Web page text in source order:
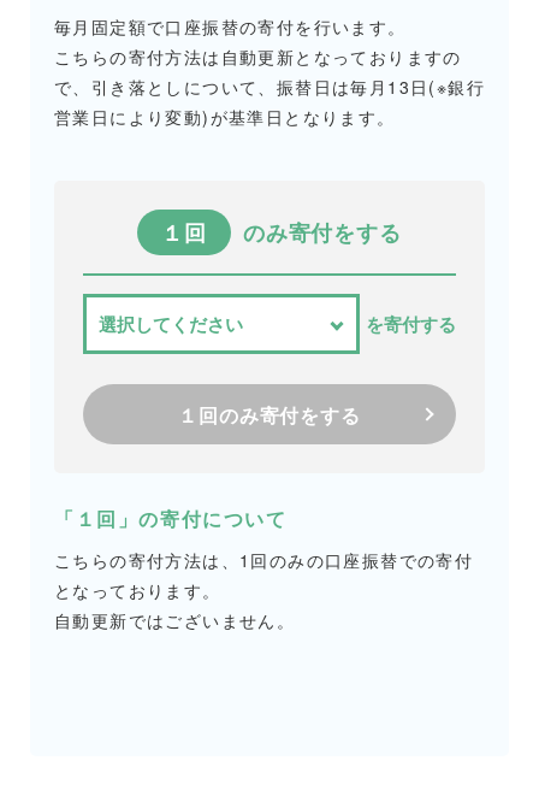
毎月固定額で口座振替の寄付を行います。
こちらの寄付方法は自動更新となっておりますの
で、引き落としについて、振替日は毎月13日(※銀行
営業日により変動)が基準日となります。
１回 のみ寄付をする
を寄付する
１回のみ寄付をする
「１回」の寄付について
こちらの寄付方法は、1回のみの口座振替での寄付
となっております。
自動更新ではございません。